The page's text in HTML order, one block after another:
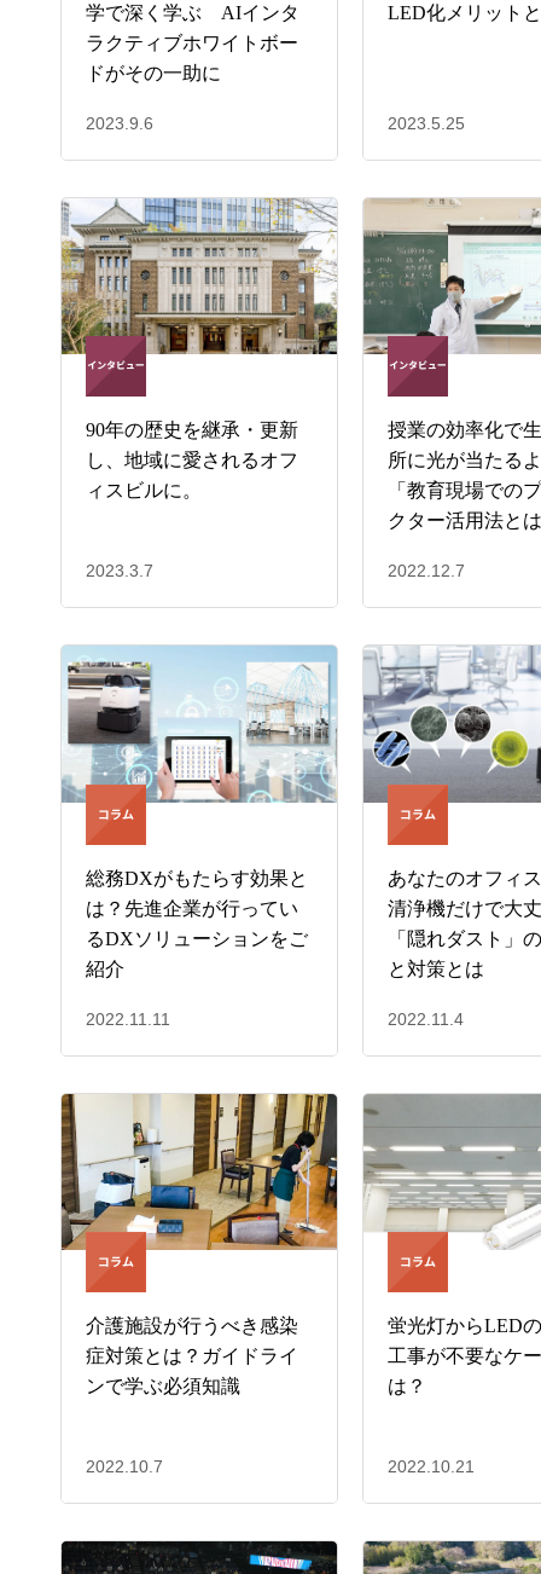
学で深く学ぶ AIインタ
ラクティブホワイトボー
ドがその一助に
2023.9.6
LED化メリット
2023.5.25
90年の歴史を継承・更新
し、地域に愛されるオフ
ィスビルに。
2023.3.7
授業の効率化で
所に光が当たる
「教育現場での
クター活用法と
2022.12.7
総務DXがもたらす効果と
は？先進企業が行ってい
るDXソリューションをご
紹介
2022.11.11
あなたのオフィ
清浄機だけで大
「隠れダスト」
と対策とは
2022.11.4
介護施設が行うべき感染
症対策とは？ガイドライ
ンで学ぶ必須知識
2022.10.7
蛍光灯からLED
工事が不要なケ
は？
2022.10.21